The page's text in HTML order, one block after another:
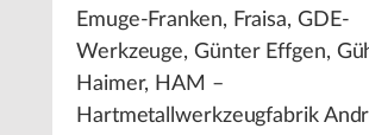
Emuge-Franken, Fraisa, GDE-
Werkzeuge, Günter Effgen,
Haimer, HAM –
Hartmetallwerkzeugfabrik